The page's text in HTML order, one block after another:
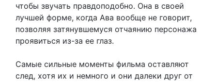
чтобы звучать правдоподобно. Она в своей
лучшей форме, когда Ава вообще не говорит,
позволяя затянувшемуся отчаянию персонажа
проявиться из-за ее глаз.
Самые сильные моменты фильма оставляют
след, хотя их и немного и они далеки друг от